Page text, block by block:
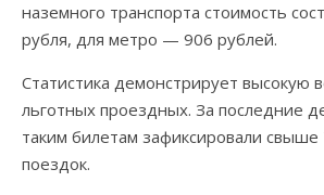
наземного транспорта стоимость
рубля, для метро — 906 рублей.
Статистика демонстрирует высокую
льготных проездных. За последние
таким билетам зафиксировали
поездок.